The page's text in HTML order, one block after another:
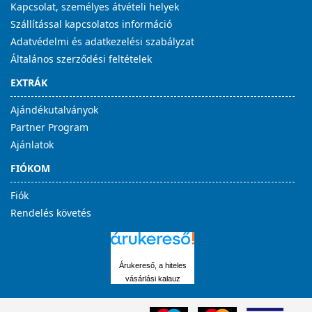
Kapcsolat, személyes átvételi helyek
Szállítással kapcsolatos információ
Adatvédelmi és adatkezelési szabályzat
Általános szerződési feltételek
EXTRÁK
Ajándékutalványok
Partner Program
Ajánlatok
FIÓKOM
Fiók
Rendelés követés
Árukereső, a hiteles
vásárlási kalauz